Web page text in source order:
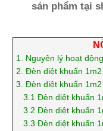
sản phẩm tại
1. Nguyên lý hoạt
2. Đèn diệt khuẩn
3. Đèn diệt khuẩn
3.1 Đèn diệt khuẩn
3.2 Đèn diệt khuẩn
3.3 Đèn diệt khuẩn